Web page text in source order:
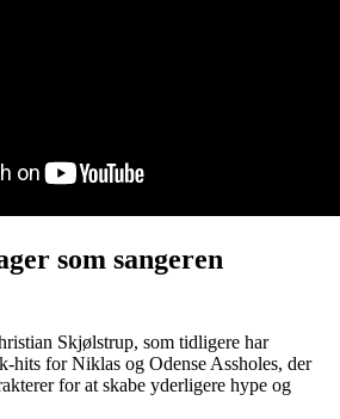
som sangeren
Skjølstrup, som tidligere har
hits for Niklas og Odense Assholes, der
for at skabe yderligere hype og